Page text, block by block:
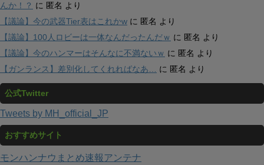
んか！？ に 匿名 より
【議論】今の武器Tier表はこれかw に 匿名 より
【議論】100人ロビーは一体なんだったんだｗ に 匿名 より
【議論】今のハンマーはそんなに不満ないｗ に 匿名 より
【ガンランス】差別化してくれればなあ…
に 匿名 より
公式Twitter
Tweets by MH_official_JP
おすすめサイト
モンハンナウまとめ速報アンテナ